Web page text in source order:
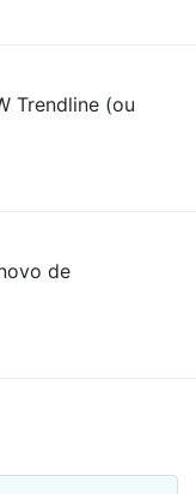
Trendline (ou
de